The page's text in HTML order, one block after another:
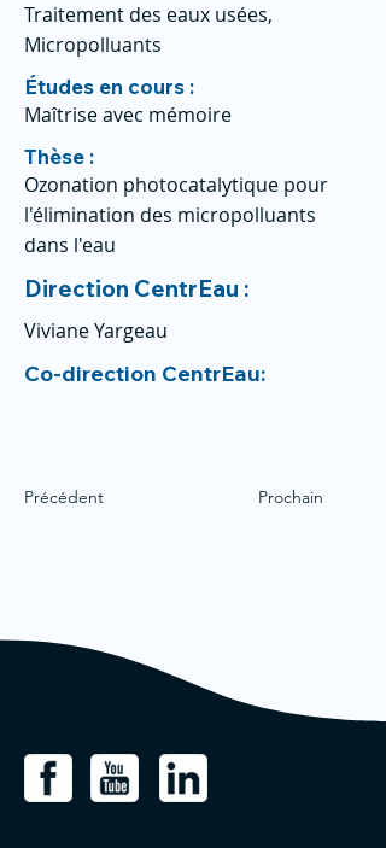
Traitement des eaux usées,
Micropolluants
Études en cours :
Maîtrise avec mémoire
Thèse :
Ozonation photocatalytique pour
l'élimination des micropolluants
dans l'eau
Direction CentrEau :
Viviane Yargeau
Co-direction CentrEau:
Précédent Prochain